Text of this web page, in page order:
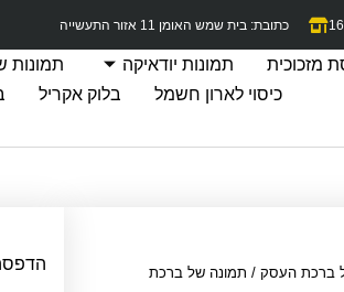
כתובת: בית שמש האומן 11 אזור התעשייה
מזכוכית תמונות יודאיקה תמונות
כיסוי לארון חשמל
בלוק אקריל
ברכת העסק / תמונה של ברכת